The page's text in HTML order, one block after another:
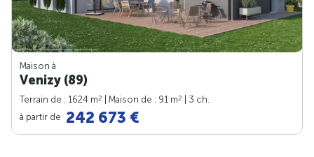
Maison à
Venizy (89)
Terrain de : 1624 m2 | Maison de : 91 m2
| 3 ch.
à partir de 242 673 €